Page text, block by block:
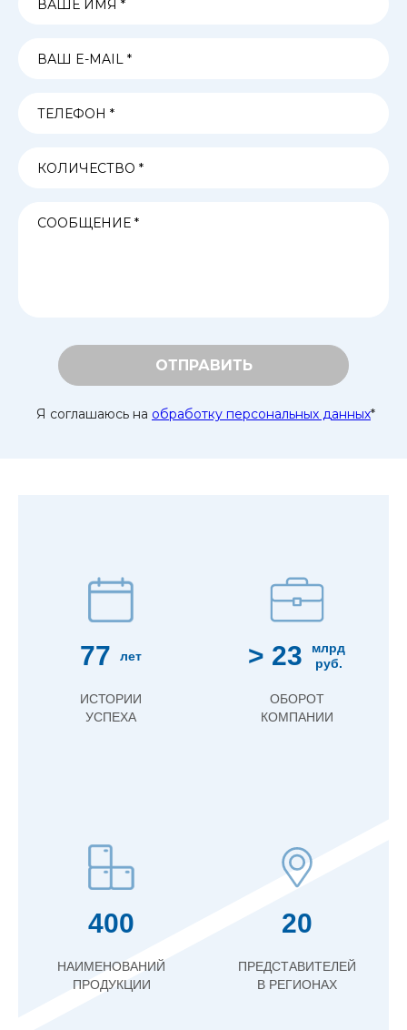
ОТПРАВИТЬ
Я соглашаюсь на обработку персональных данных*
77 лет
ИСТОРИИ
УСПЕХА
> 23
млрд
руб.
ОБОРОТ
КОМПАНИИ
400
НАИМЕНОВАНИЙ
ПРОДУКЦИИ
20
ПРЕДСТАВИТЕЛЕЙ
В РЕГИОНАХ